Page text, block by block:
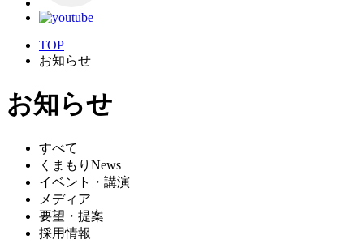
TOP
お知らせ
お知らせ
すべて
くまもりNews
イベント・講演
メディア
要望・提案
採用情報